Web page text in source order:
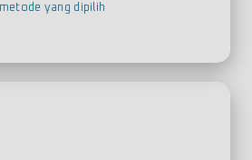
yang dipilih